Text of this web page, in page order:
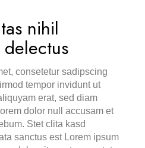
nihil
consetetur sadipscing
tempor invidunt ut
erat, sed diam
dolor null accusam et
Stet clita kasd
sanctus est Lorem ipsum